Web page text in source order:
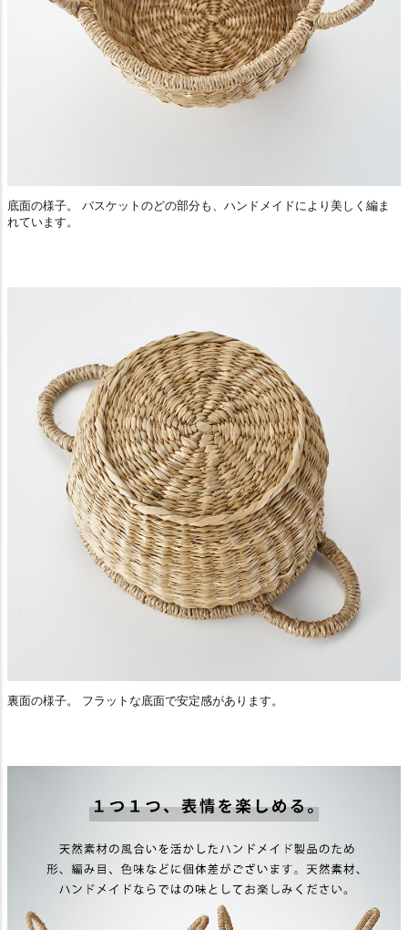
底面の様子。 バスケットのどの部分も、ハンドメイドにより美しく編ま
れています。
裏面の様子。 フラットな底面で安定感があります。